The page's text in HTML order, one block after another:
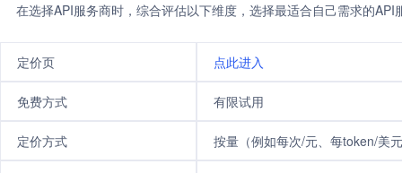
在选择API服务商时，综合评估以下维度，选择最适合自己需求的
定价页 点此进入
免费方式 有限试用
定价方式 按量（例如每次/元、每token/美